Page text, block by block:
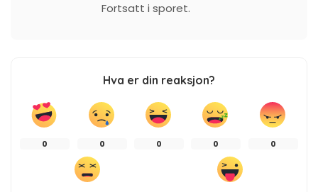
Fortsatt i sporet.
Hva er din reaksjon?
0 0 0 0 0